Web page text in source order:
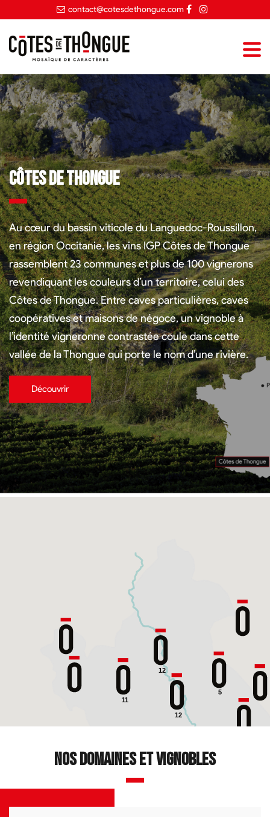
contact@cotesdethongue.com
Côtes de Thongue
Au cœur du bassin viticole du Languedoc-Roussillon,
en région Occitanie, les vins IGP Côtes de Thongue
rassemblent 23 communes et plus de 100 vignerons
revendiquant les couleurs d’un territoire, celui des
Côtes de Thongue. Entre caves particulières, caves
coopératives et maisons de négoce, un vignoble à
l’identité vigneronne contrastée coule dans cette
vallée de la Thongue qui porte le nom d’une rivière.
Découvrir
12
11
5
12
Nos domaines et vignobles